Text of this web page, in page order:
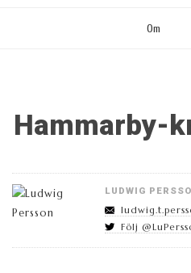
Om
Hammarby-
LUDWIG
Följ